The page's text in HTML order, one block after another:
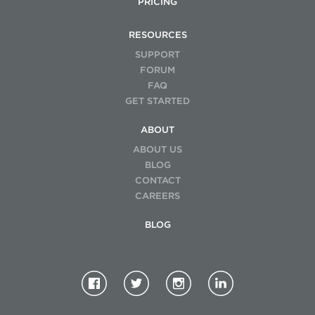
RESOURCES
SUPPORT
FORUM
FAQ
GET STARTED
ABOUT
ABOUT US
BLOG
CONTACT
CAREERS
BLOG